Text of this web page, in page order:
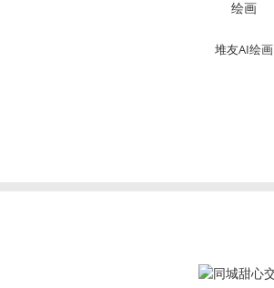
堆友AI绘画